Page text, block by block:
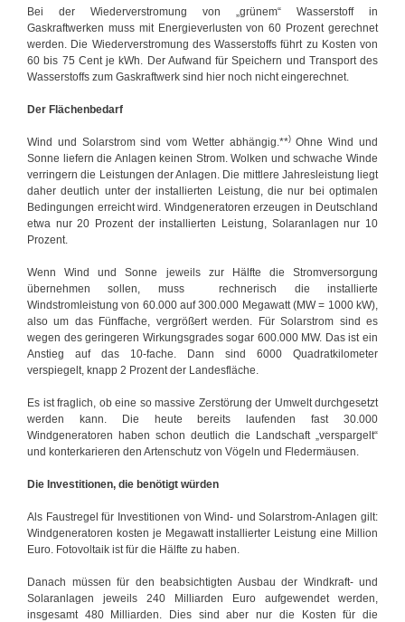
Bei der Wiederverstromung von „grünem“ Wasserstoff in
Gaskraftwerken muss mit Energieverlusten von 60 Prozent gerechnet
werden. Die Wiederverstromung des Wasserstoffs führt zu Kosten von
60 bis 75 Cent je kWh. Der Aufwand für Speichern und Transport des
Wasserstoffs zum Gaskraftwerk sind hier noch nicht eingerechnet.
Der Flächenbedarf
Wind und Solarstrom sind vom Wetter abhängig.**)Ohne Wind und
Sonne liefern die Anlagen keinen Strom. Wolken und schwache Winde
verringern die Leistungen der Anlagen. Die mittlere Jahresleistung liegt
daher deutlich unter der installierten Leistung, die nur bei optimalen
Bedingungen erreicht wird. Windgeneratoren erzeugen in Deutschland
etwa nur 20 Prozent der installierten Leistung, Solaranlagen nur 10
Prozent.
Wenn Wind und Sonne jeweils zur Hälfte die Stromversorgung
übernehmen sollen, muss rechnerisch die installierte
Windstromleistung von 60.000 auf 300.000 Megawatt (MW = 1000 kW),
also um das Fünffache, vergrößert werden. Für Solarstrom sind es
wegen des geringeren Wirkungsgrades sogar 600.000 MW. Das ist ein
Anstieg auf das 10-fache. Dann sind 6000 Quadratkilometer
verspiegelt, knapp 2 Prozent der Landesfläche.
Es ist fraglich, ob eine so massive Zerstörung der Umwelt durchgesetzt
werden kann. Die heute bereits laufenden fast 30.000
Windgeneratoren haben schon deutlich die Landschaft „verspargelt“
und konterkarieren den Artenschutz von Vögeln und Fledermäusen.
Die Investitionen, die benötigt würden
Als Faustregel für Investitionen von Wind- und Solarstrom-Anlagen gilt:
Windgeneratoren kosten je Megawatt installierter Leistung eine Million
Euro. Fotovoltaik ist für die Hälfte zu haben.
Danach müssen für den beabsichtigten Ausbau der Windkraft- und
Solaranlagen jeweils 240 Milliarden Euro aufgewendet werden,
insgesamt 480 Milliarden. Dies sind aber nur die Kosten für die